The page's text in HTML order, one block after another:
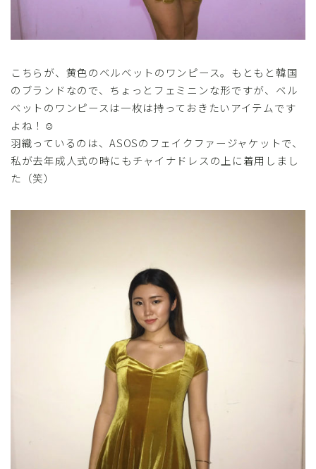
こちらが、黄色のベルベットのワンピース。もともと韓国
のブランドなので、ちょっとフェミニンな形ですが、ベル
ベットのワンピースは一枚は持っておきたいアイテムです
よね！☺
羽織っているのは、ASOSのフェイクファージャケットで、
私が去年成人式の時にもチャイナドレスの上に着用しまし
た（笑）